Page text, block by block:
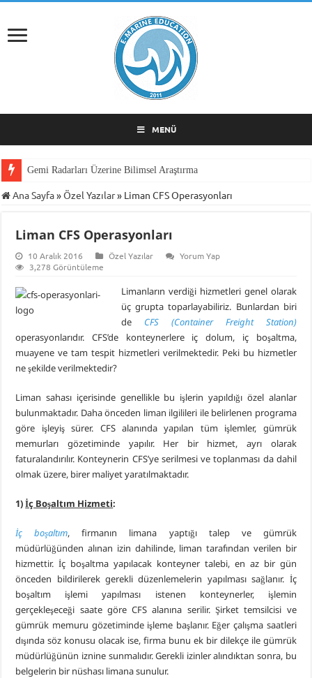
MENÜ
Gemi Radarları Üzerine Bilimsel Araştırma
Ana Sayfa»Özel Yazılar» Liman CFS Operasyonları
Liman CFS Operasyonları
10 Aralık 2016 Özel Yazılar
Yorum Yap
3,278 Görüntüleme
Limanların verdiği hizmetleri genel olarak
üç grupta toparlayabiliriz. Bunlardan biri
de CFS (Container Freight Station)
operasyonlarıdır. CFS’de konteynerlere iç dolum, iç boşaltma,
muayene ve tam tespit hizmetleri verilmektedir. Peki bu hizmetler
ne şekilde verilmektedir?
Liman sahası içerisinde genellikle bu işlerin yapıldığı özel alanlar
bulunmaktadır. Daha önceden liman ilgilileri ile belirlenen programa
göre işleyiş sürer. CFS alanında yapılan tüm işlemler, gümrük
memurları gözetiminde yapılır. Her bir hizmet, ayrı olarak
faturalandırılır. Konteynerin CFS’ye serilmesi ve toplanması da dahil
olmak üzere, birer maliyet yaratılmaktadır.
1)İç Boşaltım Hizmeti:
İç boşaltım, firmanın limana yaptığı talep ve gümrük
müdürlüğünden alınan izin dahilinde, liman tarafından verilen bir
hizmettir. İç boşaltma yapılacak konteyner talebi, en az bir gün
önceden bildirilerek gerekli düzenlemelerin yapılması sağlanır. İç
boşaltım işlemi yapılması istenen konteynerler, işlemin
gerçekleşeceği saate göre CFS alanına serilir. Şirket temsilcisi ve
gümrük memuru gözetiminde işleme başlanır. Eğer çalışma saatleri
dışında söz konusu olacak ise, firma bunu ek bir dilekçe ile gümrük
müdürlüğünün iznine sunmalıdır. Gerekli izinler alındıktan sonra, bu
belgelerin bir nüshası limana sunulur.